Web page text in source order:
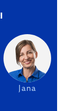
Jana